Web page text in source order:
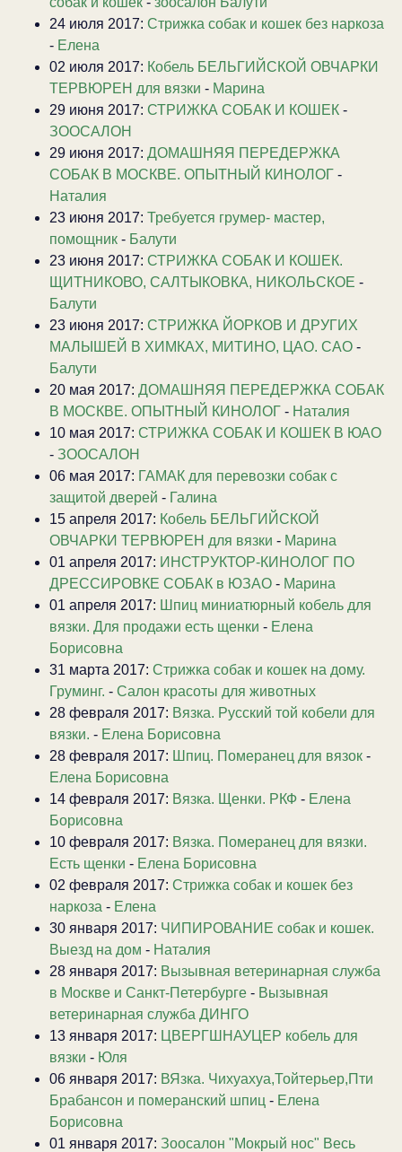
24 июля 2017: Стрижка собак и кошек без наркоза
- Елена
02 июля 2017: Кобель БЕЛЬГИЙСКОЙ ОВЧАРКИ
ТЕРВЮРЕН для вязки - Марина
29 июня 2017: СТРИЖКА СОБАК И КОШЕК -
ЗООСАЛОН
29 июня 2017: ДОМАШНЯЯ ПЕРЕДЕРЖКА
СОБАК В МОСКВЕ. ОПЫТНЫЙ КИНОЛОГ -
Наталия
23 июня 2017: Требуется грумер- мастер,
помощник - Балути
23 июня 2017: СТРИЖКА СОБАК И КОШЕК.
ЩИТНИКОВО, САЛТЫКОВКА, НИКОЛЬСКОЕ -
Балути
23 июня 2017: CТРИЖКА ЙОРКОВ И ДРУГИХ
МАЛЫШЕЙ В ХИМКАХ, МИТИНО, ЦАО. САО -
Балути
20 мая 2017: ДОМАШНЯЯ ПЕРЕДЕРЖКА СОБАК
В МОСКВЕ. ОПЫТНЫЙ КИНОЛОГ - Наталия
10 мая 2017: СТРИЖКА СОБАК И КОШЕК В ЮАО
- ЗООСАЛОН
06 мая 2017: ГАМАК для перевозки собак с
защитой дверей - Галина
15 апреля 2017: Кобель БЕЛЬГИЙСКОЙ
ОВЧАРКИ ТЕРВЮРЕН для вязки - Марина
01 апреля 2017: ИНСТРУКТОР-КИНОЛОГ ПО
ДРЕССИРОВКЕ СОБАК в ЮЗАО - Марина
01 апреля 2017: Шпиц миниатюрный кобель для
вязки. Для продажи есть щенки - Елена
Борисовна
31 марта 2017: Стрижка собак и кошек на дому.
Груминг. - Салон красоты для животных
28 февраля 2017: Вязка. Русский той кобели для
вязки. - Елена Борисовна
28 февраля 2017: Шпиц. Померанец для вязок -
Елена Борисовна
14 февраля 2017: Вязка. Щенки. РКФ - Елена
Борисовна
10 февраля 2017: Вязка. Померанец для вязки.
Есть щенки - Елена Борисовна
02 февраля 2017: Стрижка собак и кошек без
наркоза - Елена
30 января 2017: ЧИПИРОВАНИЕ собак и кошек.
Выезд на дом - Наталия
28 января 2017: Вызывная ветеринарная служба
в Москве и Санкт-Петербурге - Вызывная
ветеринарная служба ДИНГО
13 января 2017: ЦВЕРГШНАУЦЕР кобель для
вязки - Юля
06 января 2017: ВЯзка. Чихуахуа,Тойтерьер,Пти
Брабансон и померанский шпиц - Елена
Борисовна
01 января 2017: Зоосалон "Мокрый нос" Весь